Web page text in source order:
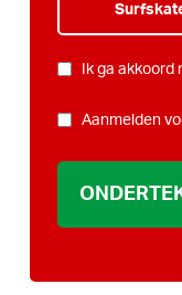
PRIVACYIk ga akkoord
NIEUWSBRIEF
Aanmelden